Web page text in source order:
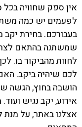
אין ספק שחוויה בכל
לפעמים יש כמה
בעבורכם. בחירת יקב
שמשתנה בהתאם
לחוות מהביקור בו.
לכם שיהיה ביקב.
הושבה בחוץ, הגשה
אירוע, יקב נגיש
אצלנו באתר, על